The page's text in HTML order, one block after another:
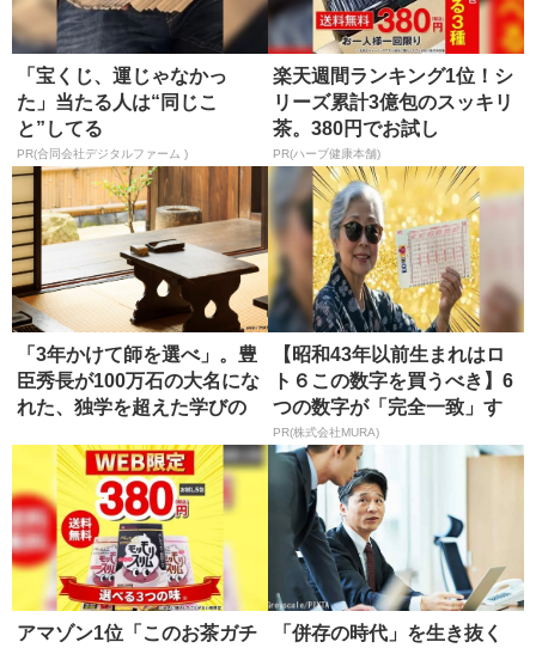
「宝くじ、運じゃなかっ
た」当たる人は“同じこ
と”してる
PR(合同会社デジタルファーム )
楽天週間ランキング1位！シ
リーズ累計3億包のスッキリ
茶。380円でお試し
PR(ハーブ健康本舗)
「3年かけて師を選べ」。豊
臣秀長が100万石の大名にな
れた、独学を超えた学びの
【昭和43年以前生まれはロ
ト６この数字を買うべき】6
つの数字が「完全一致」す
る方...
PR(株式会社MURA)
アマゾン1位「このお茶ガチ
「併存の時代」を生き抜く